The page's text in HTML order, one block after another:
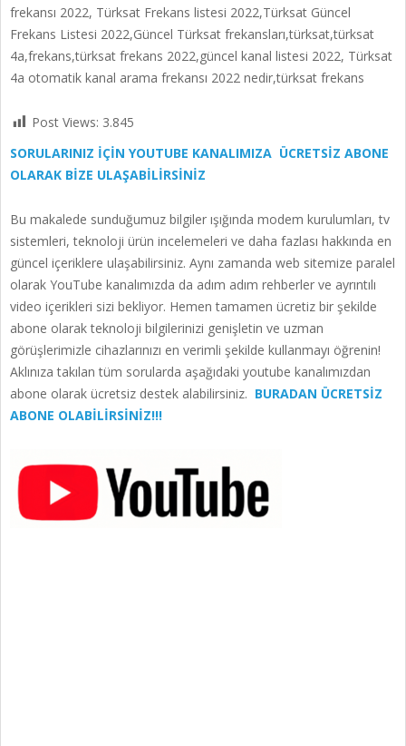
frekansı 2022, Türksat Frekans listesi 2022,Türksat Güncel
Frekans Listesi 2022,Güncel Türksat frekansları,türksat,türksat
4a,frekans,türksat frekans 2022,güncel kanal listesi 2022, Türksat
4a otomatik kanal arama frekansı 2022 nedir,türksat frekans
Post Views: 3.845
SORULARINIZ İÇİN YOUTUBE KANALIMIZA ÜCRETSİZ ABONE
OLARAK BİZE ULAŞABİLİRSİNİZ
Bu makalede sunduğumuz bilgiler ışığında modem kurulumları, tv
sistemleri, teknoloji ürün incelemeleri ve daha fazlası hakkında en
güncel içeriklere ulaşabilirsiniz. Aynı zamanda web sitemize paralel
olarak YouTube kanalımızda da adım adım rehberler ve ayrıntılı
video içerikleri sizi bekliyor. Hemen tamamen ücretiz bir şekilde
abone olarak teknoloji bilgilerinizi genişletin ve uzman
görüşlerimizle cihazlarınızı en verimli şekilde kullanmayı öğrenin!
Aklınıza takılan tüm sorularda aşağıdaki youtube kanalımızdan
abone olarak ücretsiz destek alabilirsiniz. BURADAN ÜCRETSİZ
ABONE OLABİLİRSİNİZ!!!